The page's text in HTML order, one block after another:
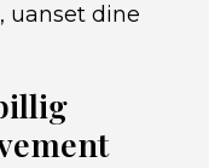
uanset dine